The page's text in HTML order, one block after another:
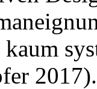
2017).